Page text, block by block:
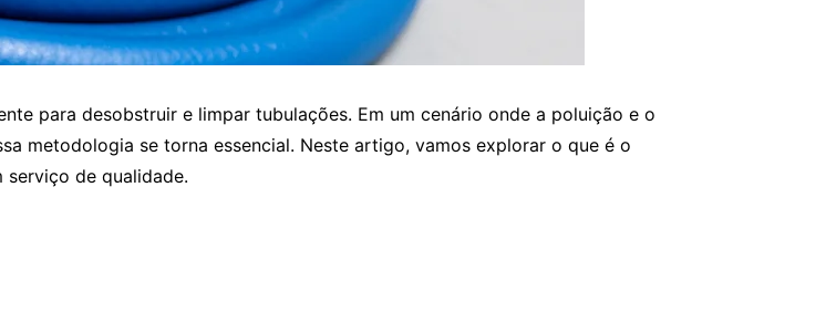
para desobstruir e limpar tubulações. Em um cenário onde a poluição e o
metodologia se torna essencial. Neste artigo, vamos explorar o que é o
serviço de qualidade.